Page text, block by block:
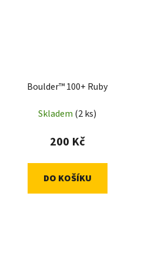
Boulder™ 100+ Ruby
Skladem (2 ks)
200 Kč
DO KOŠÍKU